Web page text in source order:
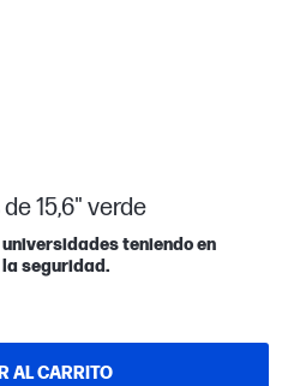
15,6" verde
teniendo en
seguridad.
AL CARRITO